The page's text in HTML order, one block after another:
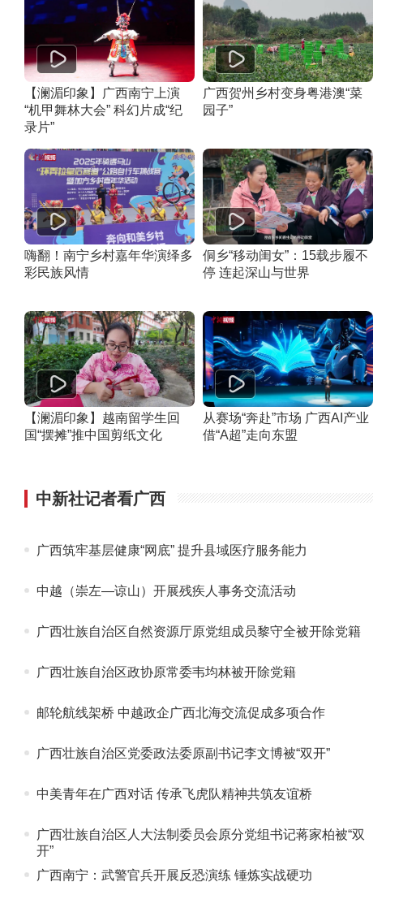
【澜湄印象】广西南宁上演
“机甲舞林大会” 科幻片成“纪
录片”
广西贺州乡村变身粤港澳“菜
园子”
嗨翻！南宁乡村嘉年华演绎多
彩民族风情
侗乡“移动闺女”：15载步履不
停 连起深山与世界
【澜湄印象】越南留学生回
国“摆摊”推中国剪纸文化
从赛场“奔赴”市场 广西AI产业
借“A超”走向东盟
中新社记者看广西
广西筑牢基层健康“网底” 提升县域医疗服务能力
中越（崇左—谅山）开展残疾人事务交流活动
广西壮族自治区自然资源厅原党组成员黎守全被开除党籍
广西壮族自治区政协原常委韦均林被开除党籍
邮轮航线架桥 中越政企广西北海交流促成多项合作
广西壮族自治区党委政法委原副书记李文博被“双开”
中美青年在广西对话 传承飞虎队精神共筑友谊桥
广西壮族自治区人大法制委员会原分党组书记蒋家柏被“双
开”
广西南宁：武警官兵开展反恐演练 锤炼实战硬功